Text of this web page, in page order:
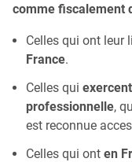
comme fiscalement
Celles qui ont leur
France.
Celles qui
professionnelle,
est reconnue
Celles qui ont en